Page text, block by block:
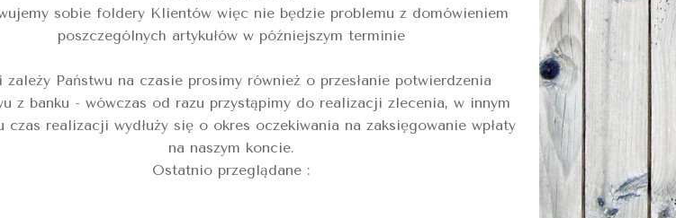
sobie foldery Klientów więc nie będzie problemu z domówieniem
poszczególnych artykułów w późniejszym terminie
zależy Państwu na czasie prosimy również o przesłanie potwierdzenia
z banku - wówczas od razu przystąpimy do realizacji zlecenia, w innym
czas realizacji wydłuży się o okres oczekiwania na zaksięgowanie wpłaty
na naszym koncie.
Ostatnio przeglądane :